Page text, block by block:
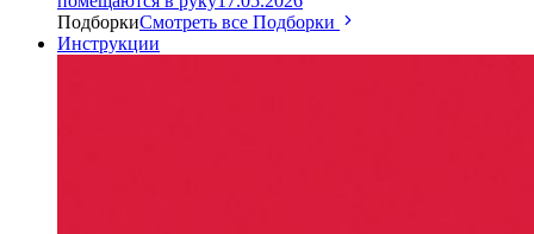
ПодборкиСмотреть все Подборки
Инструкции